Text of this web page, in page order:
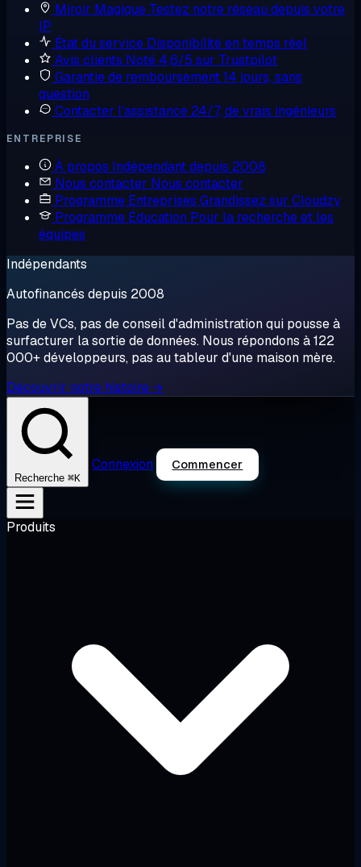
Miroir Magique Testez notre réseau depuis votre
IP
État du service Disponibilité en temps réel
Avis clients Noté 4,6/5 sur Trustpilot
Garantie de remboursement14 jours, sans
question
Contacter l'assistance 24/7, de vrais ingénieurs
ENTREPRISE
À propos Indépendant depuis 2008
Nous contacter Nous contacter
Programme Entreprises Grandissez sur Cloudzy
Programme Éducation Pour la recherche et les
équipes
Indépendants
Autofinancés depuis 2008
Pas de VCs, pas de conseil d'administration qui pousse à
surfacturer la sortie de données. Nous répondons à 122
000+ développeurs, pas au tableur d'une maison mère.
Découvrir notre histoire →
Recherche ⌘K
Connexion Commencer
Produits